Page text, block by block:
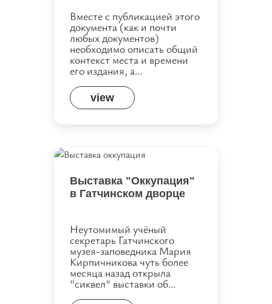
Вместе с публикацией этого
документа (как и почти
любых документов)
необходимо описать общий
контекст места и времени
его издания, а…
view
Выставка "Оккупация"
в Гатчинском дворце
Неутомимый учёный
секретарь Гатчинского
музея-заповедника Мария
Кирпичникова чуть более
месяца назад открыла
"сиквел" выставки об…